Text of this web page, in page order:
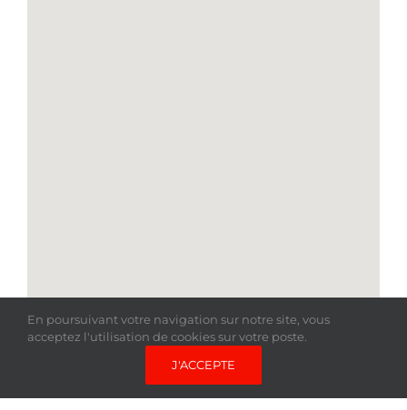
En poursuivant votre navigation sur notre site, vous
acceptez l'utilisation de cookies sur votre poste.
J'ACCEPTE